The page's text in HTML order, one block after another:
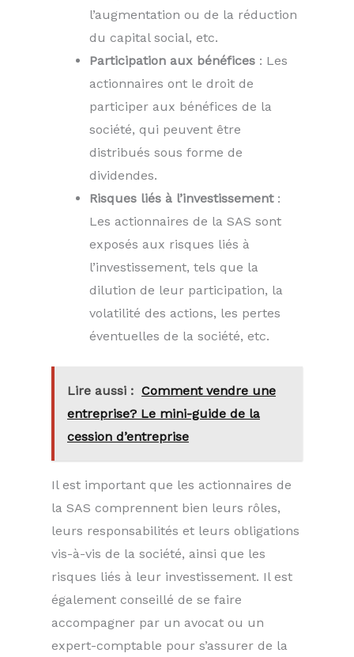
l’augmentation ou de la réduction
du capital social, etc.
Participation aux bénéfices : Les
actionnaires ont le droit de
participer aux bénéfices de la
société, qui peuvent être
distribués sous forme de
dividendes.
Risques liés à l’investissement :
Les actionnaires de la SAS sont
exposés aux risques liés à
l’investissement, tels que la
dilution de leur participation, la
volatilité des actions, les pertes
éventuelles de la société, etc.
Lire aussi : Comment vendre une
entreprise? Le mini-guide de la
cession d’entreprise
Il est important que les actionnaires de
la SAS comprennent bien leurs rôles,
leurs responsabilités et leurs obligations
vis-à-vis de la société, ainsi que les
risques liés à leur investissement. Il est
également conseillé de se faire
accompagner par un avocat ou un
expert-comptable pour s’assurer de la